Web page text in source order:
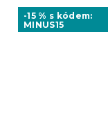
-15 % s kódem:
MINUS15